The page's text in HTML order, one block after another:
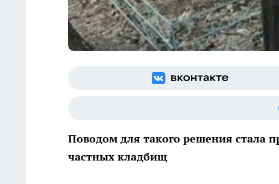
Поводом для такого решения стала
частных кладбищ